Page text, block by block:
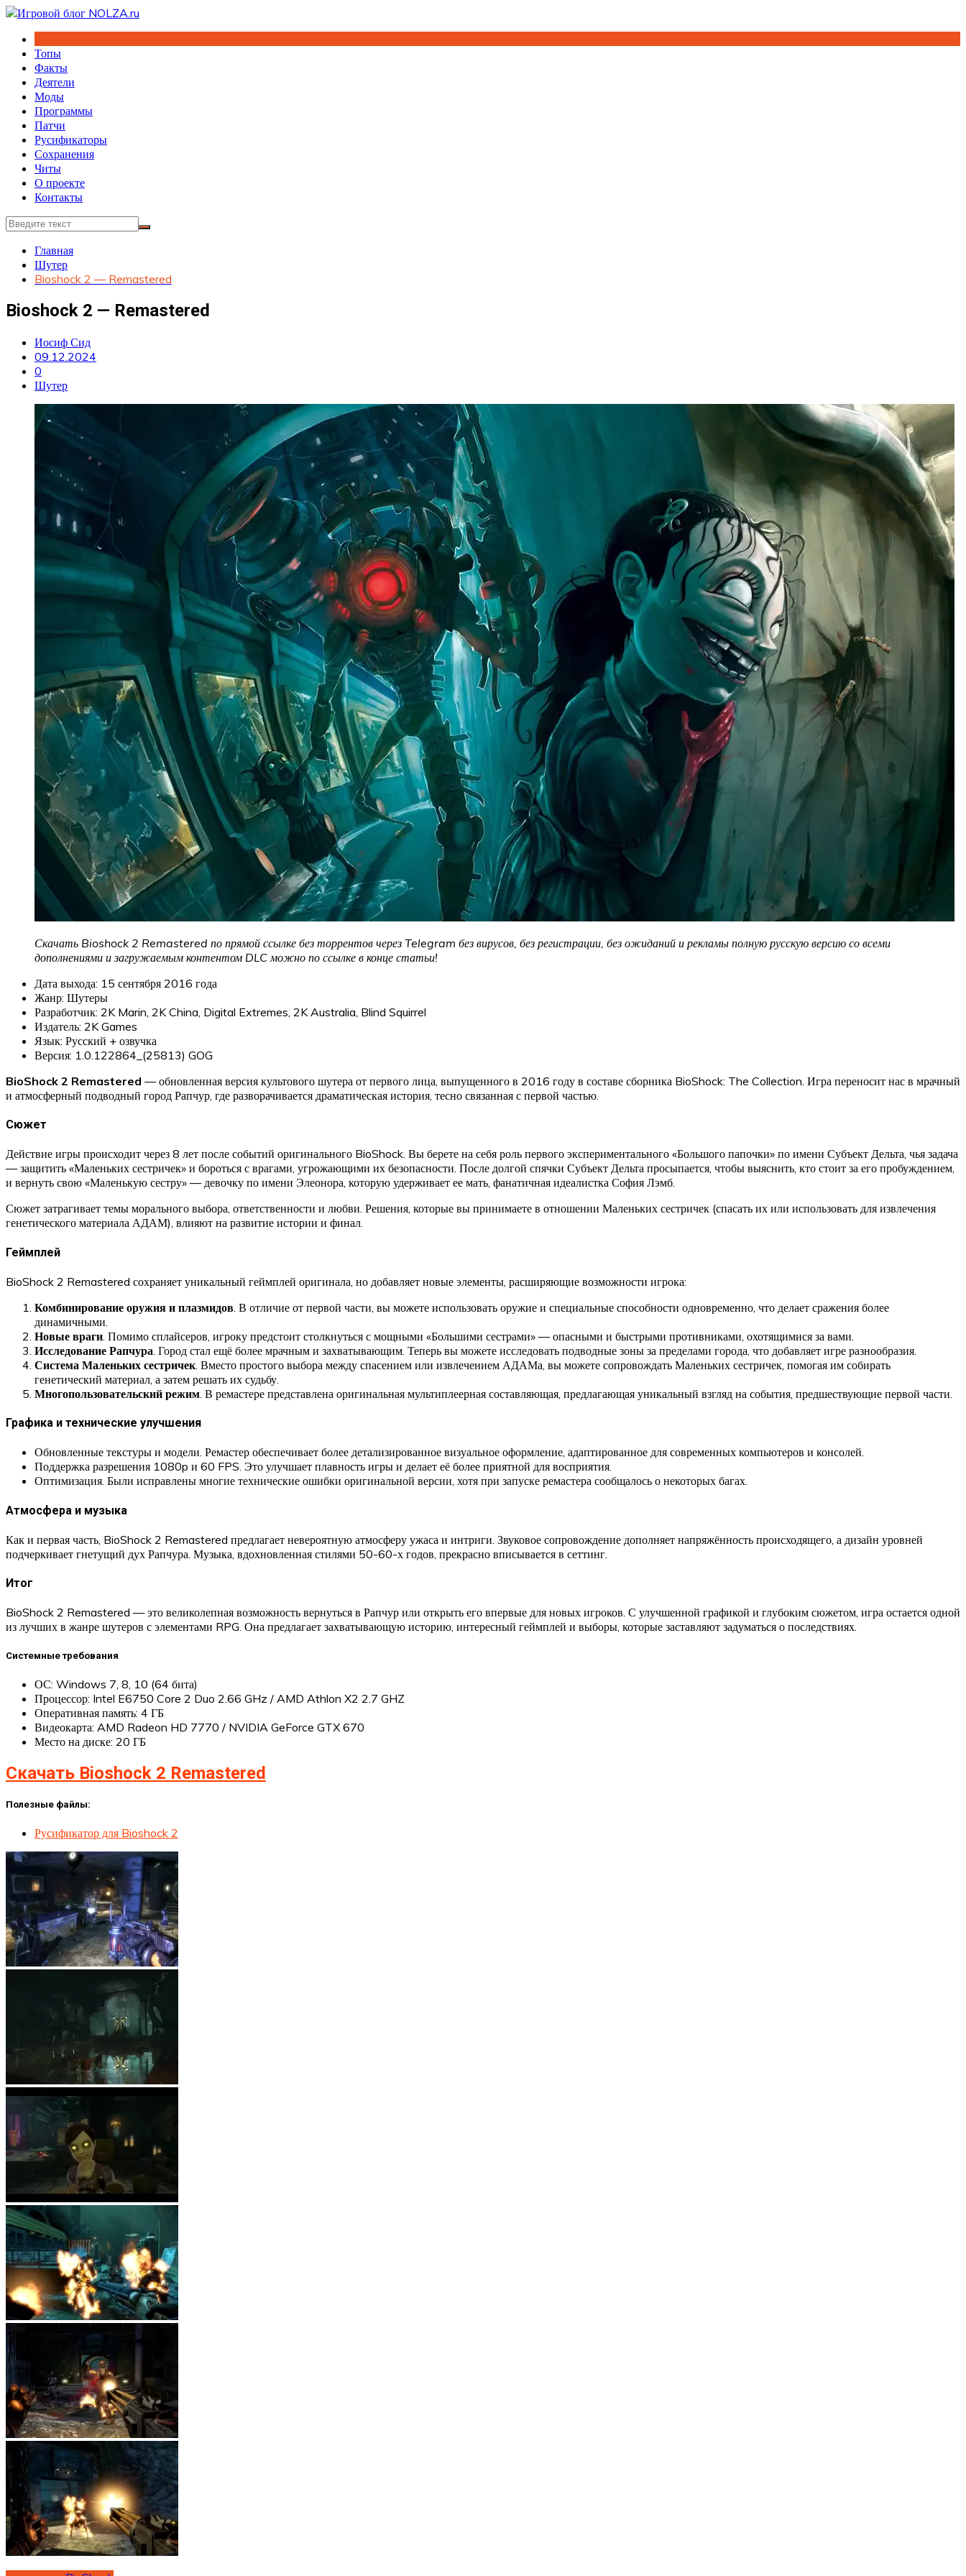
Перейти
содержимому
Топы
Факты
Деятели
Моды
Программы
Патчи
Русификаторы
Сохранения
Читы
О проекте
Контакты
Главная
Шутер
Bioshock 2 — Remastered
Bioshock 2 — Remastered
Иосиф Сид
09.12.2024
0
Шутер
Скачать Bioshock 2 Remastered по прямой ссылке без торрентов через Telegram без вирусов, без регистрации, без ожиданий и рекламы полную русскую версию со всеми
дополнениями и загружаемым контентом DLC можно по ссылке в конце статьи!
Дата выхода: 15 сентября 2016 года
Жанр: Шутеры
Разработчик: 2K Marin, 2K China, Digital Extremes, 2K Australia, Blind Squirrel
Издатель: 2K Games
Язык: Русский + озвучка
Версия: 1.0.122864_(25813) GOG
BioShock 2 Remastered — обновленная версия культового шутера от первого лица, выпущенного в 2016 году в составе сборника BioShock: The Collection. Игра переносит нас в мрачный
и атмосферный подводный город Рапчур, где разворачивается драматическая история, тесно связанная с первой частью.
Сюжет
Действие игры происходит через 8 лет после событий оригинального BioShock. Вы берете на себя роль первого экспериментального «Большого папочки» по имени Субъект Дельта, чья задача
— защитить «Маленьких сестричек» и бороться с врагами, угрожающими их безопасности. После долгой спячки Субъект Дельта просыпается, чтобы выяснить, кто стоит за его пробуждением,
и вернуть свою «Маленькую сестру» — девочку по имени Элеонора, которую удерживает ее мать, фанатичная идеалистка София Лэмб.
Сюжет затрагивает темы морального выбора, ответственности и любви. Решения, которые вы принимаете в отношении Маленьких сестричек (спасать их или использовать для извлечения
генетического материала АДАМ), влияют на развитие истории и финал.
Геймплей
BioShock 2 Remastered сохраняет уникальный геймплей оригинала, но добавляет новые элементы, расширяющие возможности игрока:
Комбинирование оружия и плазмидов . В отличие от первой части, вы можете использовать оружие и специальные способности одновременно, что делает сражения более
динамичными.
Новые враги . Помимо сплайсеров, игроку предстоит столкнуться с мощными «Большими сестрами» — опасными и быстрыми противниками, охотящимися за вами.
Исследование Рапчура . Город стал ещё более мрачным и захватывающим. Теперь вы можете исследовать подводные зоны за пределами города, что добавляет игре разнообразия.
Система Маленьких сестричек . Вместо простого выбора между спасением или извлечением АДАМа, вы можете сопровождать Маленьких сестричек, помогая им собирать
генетический материал, а затем решать их судьбу.
Многопользовательский режим . В ремастере представлена оригинальная мультиплеерная составляющая, предлагающая уникальный взгляд на события, предшествующие первой части.
Графика и технические улучшения
Обновленные текстуры и модели. Ремастер обеспечивает более детализированное визуальное оформление, адаптированное для современных компьютеров и консолей.
Поддержка разрешения 1080p и 60 FPS. Это улучшает плавность игры и делает её более приятной для восприятия.
Оптимизация. Были исправлены многие технические ошибки оригинальной версии, хотя при запуске ремастера сообщалось о некоторых багах.
Атмосфера и музыка
Как и первая часть, BioShock 2 Remastered предлагает невероятную атмосферу ужаса и интриги. Звуковое сопровождение дополняет напряжённость происходящего, а дизайн уровней
подчеркивает гнетущий дух Рапчура. Музыка, вдохновленная стилями 50-60-х годов, прекрасно вписывается в сеттинг.
Итог
BioShock 2 Remastered — это великолепная возможность вернуться в Рапчур или открыть его впервые для новых игроков. С улучшенной графикой и глубоким сюжетом, игра остается одной
из лучших в жанре шутеров с элементами RPG. Она предлагает захватывающую историю, интересный геймплей и выборы, которые заставляют задуматься о последствиях.
Системные требования
ОС: Windows 7, 8, 10 (64 бита)
Процессор: Intel E6750 Core 2 Duo 2.66 GHz / AMD Athlon X2 2.7 GHZ
Оперативная память: 4 ГБ
Видеокарта: AMD Radeon HD 7770 / NVIDIA GeForce GTX 670
Место на диске: 20 ГБ
Скачать Bioshock 2 Remastered
Полезные файлы:
Русификатор для Bioshock 2